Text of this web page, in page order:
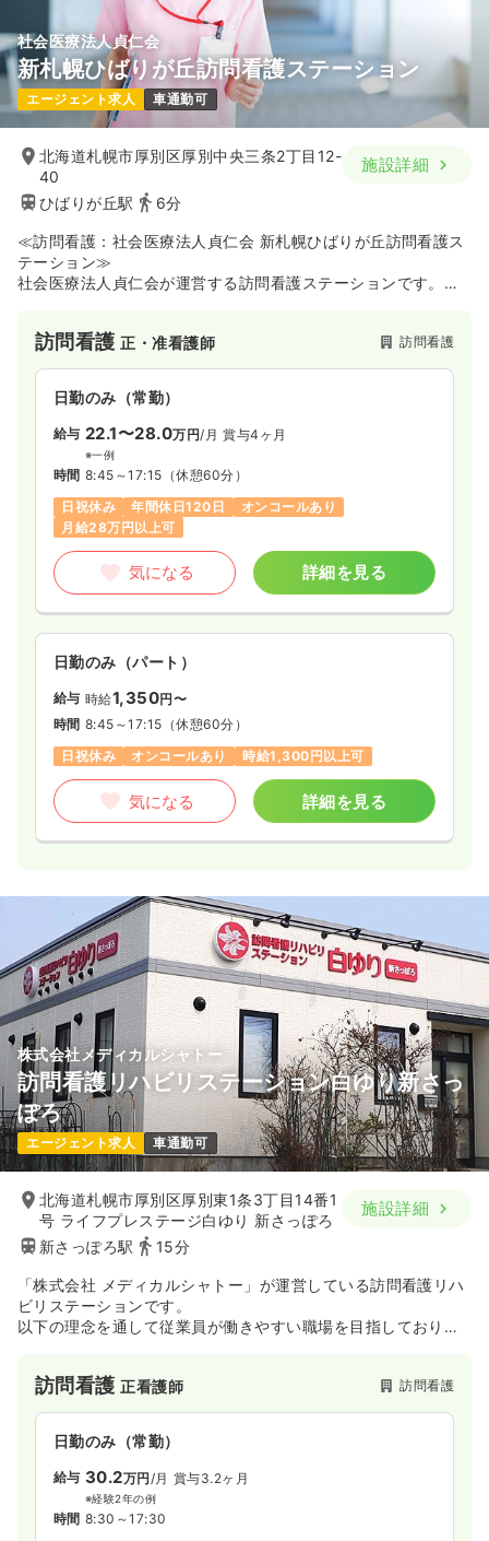
気になる 詳細を見る
オペ室(手術室)正看護師 クリニック
日勤のみ（常勤）
給与 23.5万円/月 賞与4ヶ月
※一例
時間
社会医療法人貞仁会
新札幌ひばりが丘訪問看護ステーション
エージェント求人 車通勤可
北海道札幌市厚別区厚別中央三条2丁目12-
40
ひばりが丘駅
6分
施設詳細
≪訪問看護：社会医療法人貞仁会 新札幌ひばりが丘訪問看護ス
テーション≫
社会医療法人貞仁会が運営する訪問看護ステーションです。
ョンです♪
訪問看護正・准看護師 訪問看護
日勤のみ（常勤）
給与 22.1〜28.0万円/月 賞与4ヶ月
※一例
時間 8:45～17:15 （休憩60分）
日祝休み
年間休日120日
オンコールあり
月給28万円以上可
気になる 詳細を見る
日勤のみ（パート）
給与 時給1,350円〜
時間 8:45～17:15 （休憩60分）
日祝休み
オンコールあり 時給1,300円以上可
気になる 詳細を見る
株式会社メディカルシャトー
訪問看護リハビリステーション白ゆり新さっ
ぽろ
エージェント求人 車通勤可
北海道札幌市厚別区厚別東1条3丁目14番1
号 ライフプレステージ白ゆり 新さっぽろ
新さっぽろ駅
15分
施設詳細
「株式会社 メディカルシャトー」が運営している訪問看護リハ
ビリステーションです。
以下の理念を通して従業員が働きやすい職場を目指しておりま
◆オンコール対応の削減
利用者様の視点でみるとオンコールへの対応は手厚ければ手厚
いほど良いでしょう。
しかし、看護を行う立場の皆様の視点に立つとオンコールを担
当する回数が多ければ多いほど負担が増していきます。白ゆり
では利用者様の安心と看護スタッフの負担軽減を同時に達成す
るために人員確保と拠点展開をすすめています。人員が増えれ
訪問看護正看護師 訪問看護
日勤のみ（常勤）
給与 30.2万円/月 賞与3.2ヶ月
※経験2年の例
時間 8:30～17:30